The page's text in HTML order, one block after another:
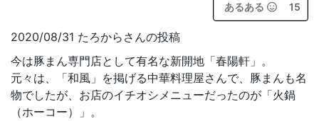
あるある 15
2020/08/31 たろからさんの投稿
今は豚まん専門店として有名な新開地「春陽軒」。
元々は、「和風」を掲げる中華料理屋さんで、豚まんも名
物でしたが、お店のイチオシメニューだったのが「火鍋
（ホーコー）」。